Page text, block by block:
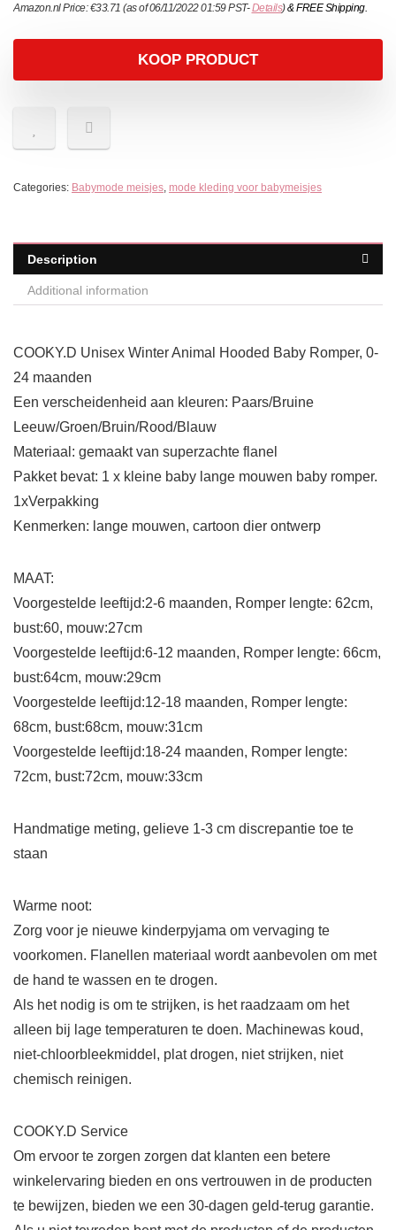
Amazon.nl Price:€33.71 (as of 06/11/2022 01:59 PST-Details)&FREE Shipping.
KOOP PRODUCT
Categories: Babymode meisjes, mode kleding voor babymeisjes
Description
Additional information
COOKY.D Unisex Winter Animal Hooded Baby Romper, 0-
24 maanden
Een verscheidenheid aan kleuren: Paars/Bruine
Leeuw/Groen/Bruin/Rood/Blauw
Materiaal: gemaakt van superzachte flanel
Pakket bevat: 1 x kleine baby lange mouwen baby romper.
1xVerpakking
Kenmerken: lange mouwen, cartoon dier ontwerp
MAAT:
Voorgestelde leeftijd:2-6 maanden, Romper lengte: 62cm,
bust:60, mouw:27cm
Voorgestelde leeftijd:6-12 maanden, Romper lengte: 66cm,
bust:64cm, mouw:29cm
Voorgestelde leeftijd:12-18 maanden, Romper lengte:
68cm, bust:68cm, mouw:31cm
Voorgestelde leeftijd:18-24 maanden, Romper lengte:
72cm, bust:72cm, mouw:33cm
Handmatige meting, gelieve 1-3 cm discrepantie toe te
staan
Warme noot:
Zorg voor je nieuwe kinderpyjama om vervaging te
voorkomen. Flanellen materiaal wordt aanbevolen om met
de hand te wassen en te drogen.
Als het nodig is om te strijken, is het raadzaam om het
alleen bij lage temperaturen te doen. Machinewas koud,
niet-chloorbleekmiddel, plat drogen, niet strijken, niet
chemisch reinigen.
COOKY.D Service
Om ervoor te zorgen zorgen dat klanten een betere
winkelervaring bieden en ons vertrouwen in de producten
te bewijzen, bieden we een 30-dagen geld-terug garantie.